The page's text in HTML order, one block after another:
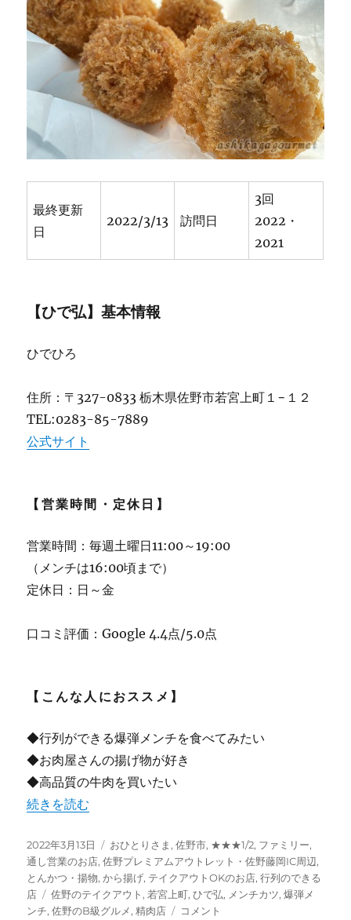
食
店
“レ
ス
ト
ラ
ン
ベ
ル”
最終更新
日
2022/3/13 訪問日
3回
2022・
2021
【ひで弘】基本情報
ひでひろ
住所：〒327-0833 栃木県佐野市若宮上町１−１２
TEL:0283-85-7889
公式サイト
【営業時間・定休日】
営業時間：毎週土曜日11:00～19:00
（メンチは16:00頃まで）
定休日：日～金
口コミ評価：Google 4.4点/5.0点
【こんな人におススメ】
◆行列ができる爆弾メンチを食べてみたい
◆お肉屋さんの揚げ物が好き
◆高品質の牛肉を買いたい
“【佐野】”ひで弘” 土曜日だけ営業！肉汁あふれる爆弾
続きを読む
投
稿
日:
2022年3月13日
カ
テ
ゴ
リ
ー
おひとりさま ,佐野市, ★★★1/2, ファミリー,
通し営業のお店,佐野プレミアムアウトレット・佐野藤岡IC周辺,
とんかつ・揚物,から揚げ, テイクアウトOKのお店,行列のできる
店
タ
グ
佐野のテイクアウト , 若宮上町,ひで弘, メンチカツ,爆弾メ
ンチ,佐野のB級グルメ,精肉店
【佐
コメント